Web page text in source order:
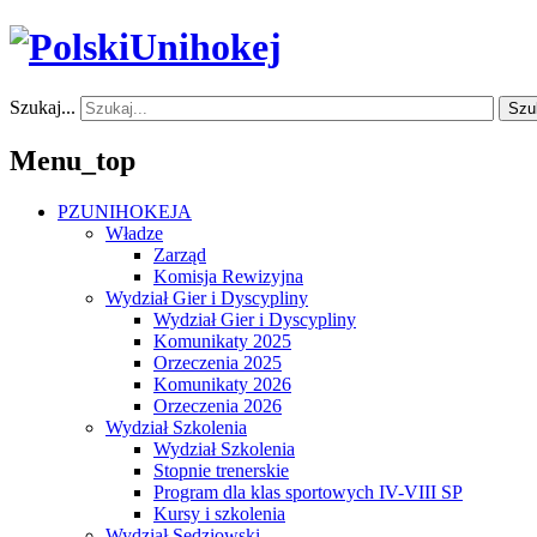
Szukaj...
Menu_top
PZUNIHOKEJA
Władze
Zarząd
Komisja Rewizyjna
Wydział Gier i Dyscypliny
Wydział Gier i Dyscypliny
Komunikaty 2025
Orzeczenia 2025
Komunikaty 2026
Orzeczenia 2026
Wydział Szkolenia
Wydział Szkolenia
Stopnie trenerskie
Program dla klas sportowych IV-VIII SP
Kursy i szkolenia